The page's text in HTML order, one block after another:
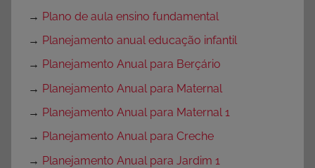
→ Plano de aula ensino fundamental
→ Planejamento anual educação infantil
→ Planejamento Anual para Berçário
→ Planejamento Anual para Maternal
→ Planejamento Anual para Maternal 1
→ Planejamento Anual para Creche
→ Planejamento Anual para Jardim 1